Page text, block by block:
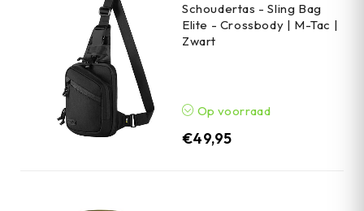
Schoudertas - Sling Bag
Elite - Crossbody | M-Tac |
Zwart
Op voorraad
€49,95